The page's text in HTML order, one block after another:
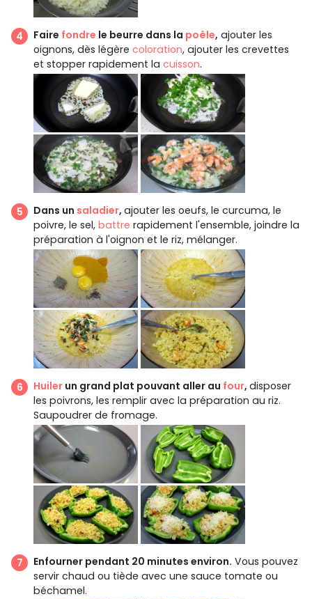
Faire fondre le beurre dans la poêle, ajouter les
oignons, dès légère coloration, ajouter les crevettes
et stopper rapidement la cuisson.
Dans un saladier, ajouter les oeufs, le curcuma, le
poivre, le sel, battre rapidement l'ensemble, joindre la
préparation à l'oignon et le riz, mélanger.
Huiler un grand plat pouvant aller au four, disposer
les poivrons, les remplir avec la préparation au riz.
Saupoudrer de fromage.
Enfourner pendant 20 minutes environ. Vous pouvez
servir chaud ou tiède avec une sauce tomate ou
béchamel.